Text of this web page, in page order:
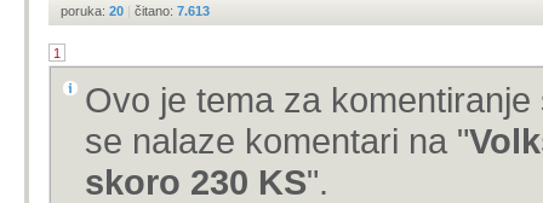
poruka: 20 | čitano: 7.613
1
Ovo je tema za
se nalaze komentari na "
skoro 230 KS".